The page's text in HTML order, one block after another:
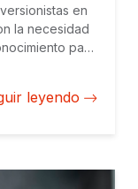
en
la necesidad
para
leyendo